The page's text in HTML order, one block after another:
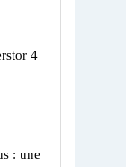
4
: une